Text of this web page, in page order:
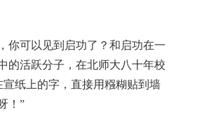
可以见到启功了？和启功在一
的活跃分子，在北师大八十年校
纸上的字，直接用糨糊贴到墙
！”